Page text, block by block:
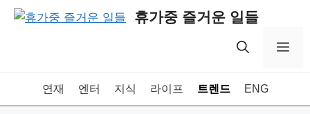
Skip
휴가중 즐거운 일들
연재 엔터 지식 라이프 트렌드 ENG